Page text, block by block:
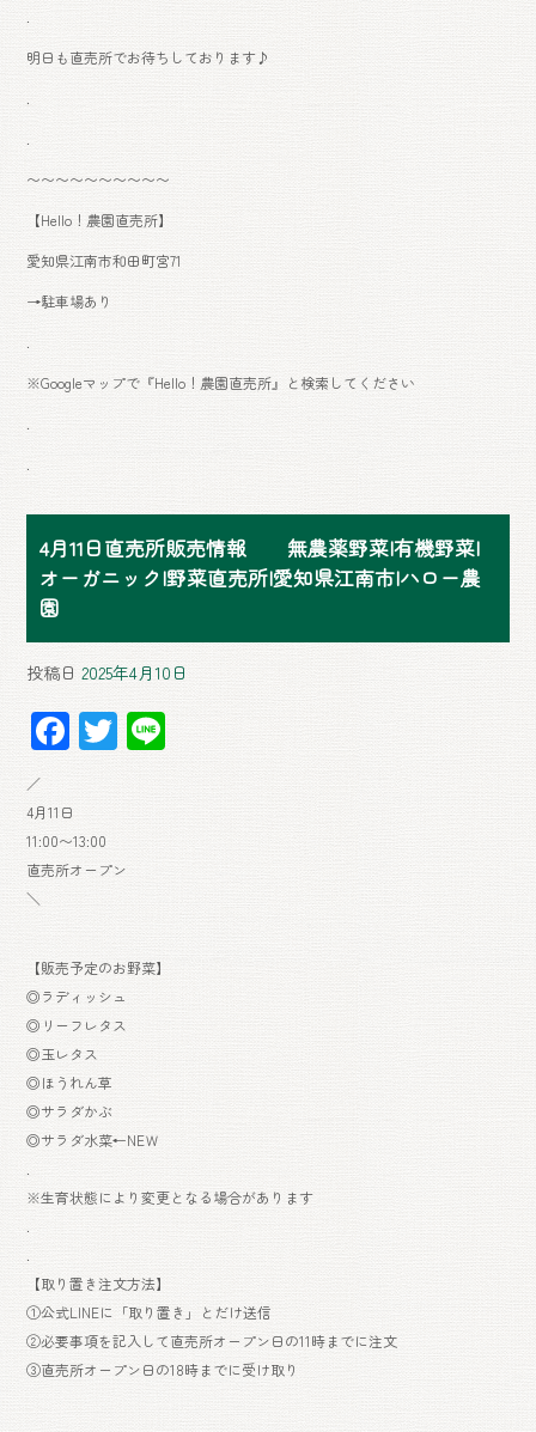
明日も直売所でお待ちしております♪
〜〜〜〜〜〜〜〜〜〜
【Hello！農園直売所】
愛知県江南市和田町宮71
→駐車場あり
※Googleマップで『Hello！農園直売所』と検索してください
.
.
4月11日直売所販売情報 無農薬野菜|有機野菜|
オーガニック|野菜直売所|愛知県江南市|ハロー農
園
投稿日 2025年4月10日
F
ac
e
b
o
T
wi
er
／
4月11日
11:00〜13:00
直売所オープン
＼
【販売予定のお野菜】
◎ラディッシュ
◎リーフレタス
◎玉レタス
◎ほうれん草
◎サラダかぶ
◎サラダ水菜←NEＷ
※生育状態により変更となる場合があります
【取り置き注文方法】
①公式LINEに「取り置き」とだけ送信
②必要事項を記入して直売所オープン日の11時までに注文
③直売所オープン日の18時までに受け取り